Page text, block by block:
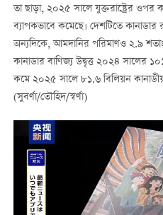
তা ছাড়া, ২০২৫ সালে যুক্তরাষ্ট্রের ওপর
ব্যাপকভাবে কমেছে। দেশটিতে
অন্যদিকে, আমদানির পরিমাণও ২.৯
কানাডার বাণিজ্য উদ্বৃত্ত ২০২৪ সালের
কমে ২০২৫ সালে ৮১.৬ বিলিয়ন
(সুবর্ণা/তৌহিদ/স্বর্ণা)